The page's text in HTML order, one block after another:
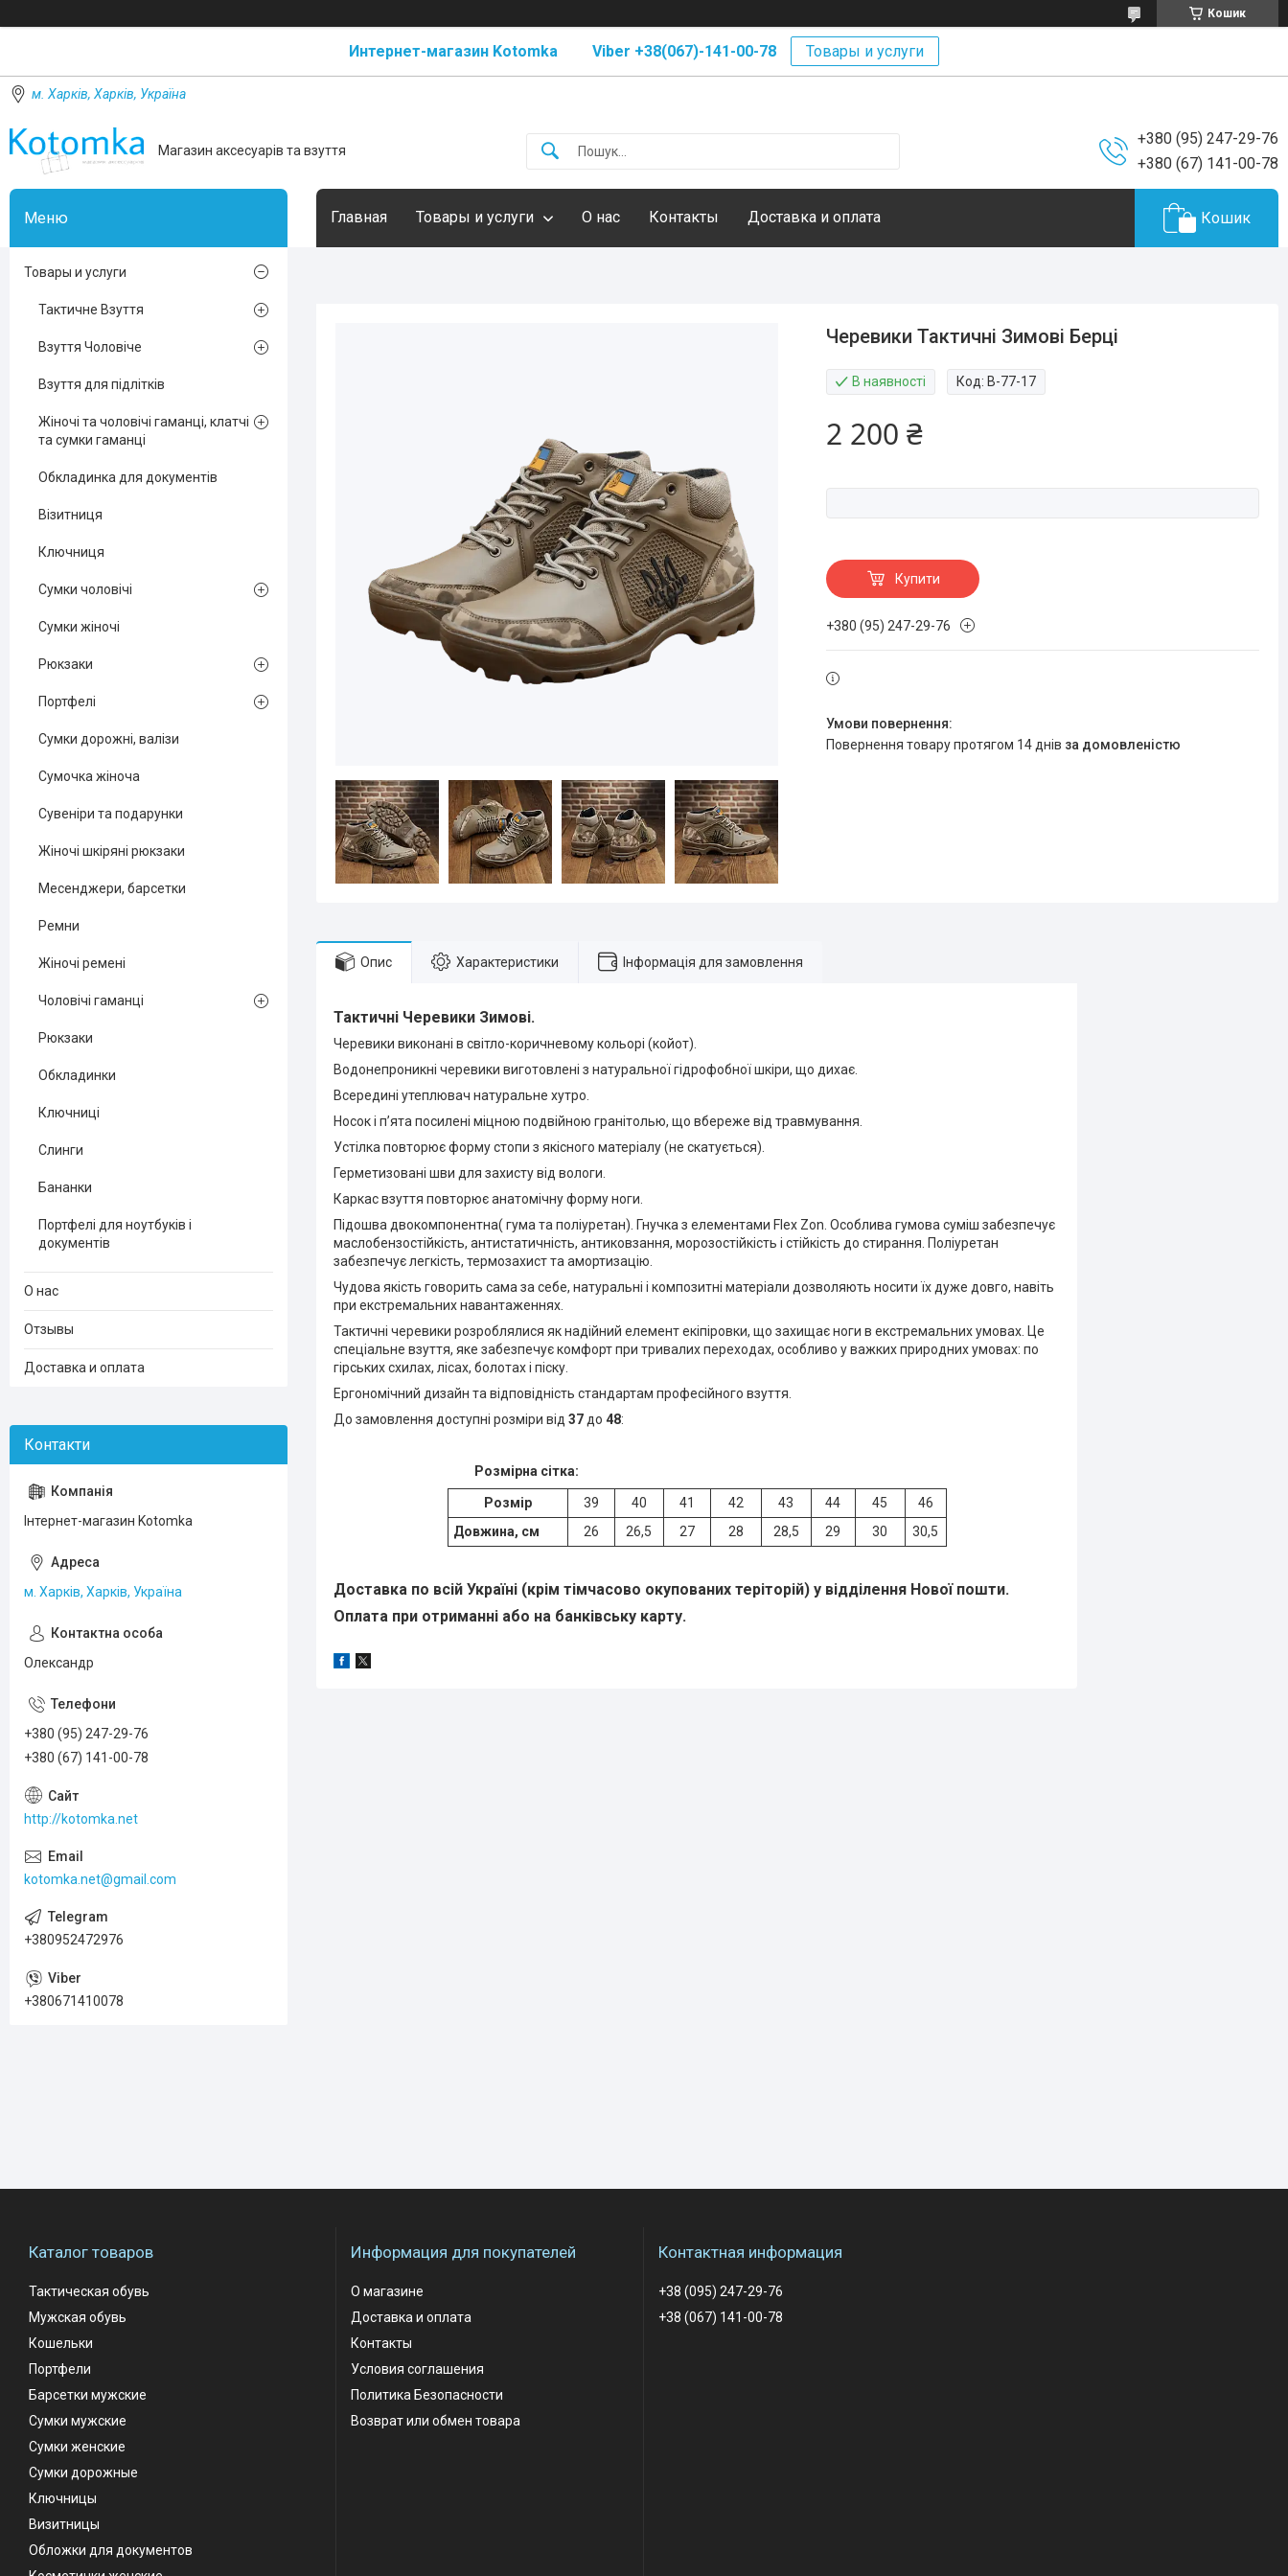
Кошик
Интернет-магазин Kotomka Viber +38(067)-141-00-78 Товары и услуги
м. Харків, Харків, Україна
Магазин аксесуарів та взуття
+380 (95) 247-29-76
+380 (67) 141-00-78
Главная Товары и услуги О нас Контакты Доставка и оплата Кошик
Черевики Тактичні Зимові Берці
В наявності Код: В-77-17
2 200 ₴
Купити
+380 (95) 247-29-76
повернення товару протягом 14 днів за домовленістю
Опис Характеристики Інформація для замовлення
Тактичні Черевики Зимові.
Черевики виконані в світло-коричневому кольорі (койот).
Водонепроникні черевики виготовлені з натуральної гідрофобної шкіри, що дихає.
Всередині утеплювач натуральне хутро.
Носок і п’ята посилені міцною подвійною гранітолью, що вбереже від травмування.
Устілка повторює форму стопи з якісного матеріалу (не скатується).
Герметизовані шви для захисту від вологи.
Каркас взуття повторює анатомічну форму ноги.
Підошва двокомпонентна( гума та поліуретан). Гнучка з елементами Flex Zon. Особлива гумова суміш забезпечує
маслобензостійкість, антистатичність, антиковзання, морозостійкість і стійкість до стирання. Поліуретан
забезпечує легкість, термозахист та амортизацію.
Чудова якість говорить сама за себе, натуральні і композитні матеріали дозволяють носити їх дуже довго, навіть
при екстремальних навантаженнях.
Тактичні черевики розроблялися як надійний елемент екіпіровки, що захищає ноги в екстремальних умовах. Це
спеціальне взуття, яке забезпечує комфорт при тривалих переходах, особливо у важких природних умовах: по
гірських схилах, лісах, болотах і піску.
Ергономічний дизайн та відповідність стандартам професійного взуття.
До замовлення доступні розміри від 37 до 48:
Розмірна сітка:
Розмір 39 40 41 42 43 44 45
46
Довжина, см
26 26,5 27 28 28,5 29 30 30,5
Доставка по всій Україні (крім тімчасово окупованих теріторій) у відділення Нової пошти.
Оплата при отриманні або на банківську карту.
Товары и услуги
Тактичне Взуття
Взуття Чоловіче
Взуття для підлітків
Жіночі та чоловічі гаманці, клатчі
та сумки гаманці
Обкладинка для документів
Візитниця
Ключниця
Сумки чоловічі
Сумки жіночі
Рюкзаки
Портфелі
Сумки дорожні, валізи
Сумочка жіноча
Сувеніри та подарунки
Жіночі шкіряні рюкзаки
Месенджери, барсетки
Ремни
Жіночі ремені
Чоловічі гаманці
Рюкзаки
Обкладинки
Ключниці
Слинги
Бананки
Портфелі для ноутбуків і
документів
О нас
Отзывы
Доставка и оплата
Інтернет-магазин Kotomka
м. Харків, Харків, Україна
Олександр
+380 (95) 247-29-76
+380 (67) 141-00-78
http://kotomka.net
kotomka.net@gmail.com
+380952472976
+380671410078
Каталог товаров
Тактическая обувь
Мужская обувь
Кошельки
Портфели
Барсетки мужские
Сумки мужские
Сумки женские
Сумки дорожные
Ключницы
Визитницы
Обложки для документов
Информация для покупателей
О магазине
Доставка и оплата
Контакты
Условия соглашения
Политика Безопасности
Возврат или обмен товара
Контактная информация
+38 (095) 247-29-76
+38 (067) 141-00-78